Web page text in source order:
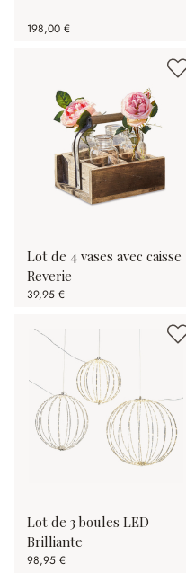
198,00 €
Lot de 4 vases avec caisse
Reverie
39,95 €
Lot de 3 boules LED
Brilliante
98,95 €